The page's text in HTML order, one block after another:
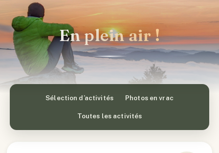
En plein air !
Sélection d’activités Photos en vrac
Toutes les activités